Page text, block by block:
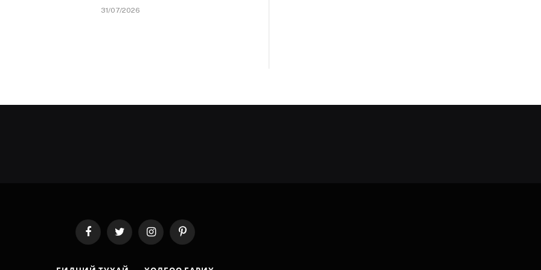
31/07/2026
FacebookTwitter InstagramPinterest